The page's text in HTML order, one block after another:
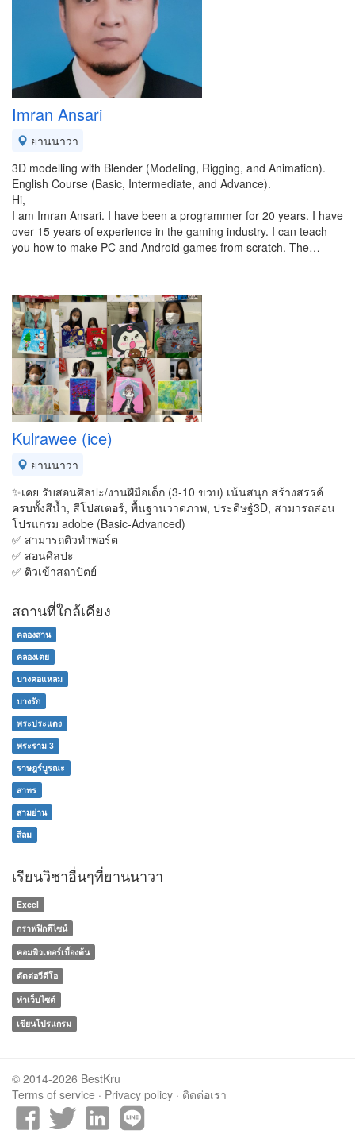
Imran Ansari
ยานนาวา
3D modelling with Blender (Modeling, Rigging, and Animation).
English Course (Basic, Intermediate, and Advance).
Hi,
I am Imran Ansari. I have been a programmer for 20 years. I have
over 15 years of experience in the gaming industry. I can teach
you how to make PC and Android games from scratch. The…
Kulrawee (ice)
ยานนาวา
✨เคย รับสอนศิลปะ/งานฝีมือเด็ก (3-10 ขวบ) เน้นสนุก สร้างสรรค์
ครบทั้งสีน้ำ, สีโปสเตอร์, พื้นฐานวาดภาพ, ประดิษฐ์3D, สามารถสอน
โปรแกรม adobe (Basic-Advanced)
✅ สามารถติวทำพอร์ต
✅ สอนศิลปะ
✅ ติวเข้าสถาปัตย์
สถานที่ใกล้เคียง
คลองสาน
คลองเตย
บางคอแหลม
บางรัก
พระประแดง
พระราม 3
ราษฎร์บูรณะ
สาทร
สามย่าน
สีลม
เรียนวิชาอื่นๆที่ยานนาวา
Excel
กราฟฟิกดีไซน์
คอมพิวเตอร์เบื้องต้น
ตัดต่อวีดีโอ
ทำเว็บไซต์
เขียนโปรแกรม
© 2014-2026 BestKru
Terms of service · Privacy policy · ติดต่อเรา